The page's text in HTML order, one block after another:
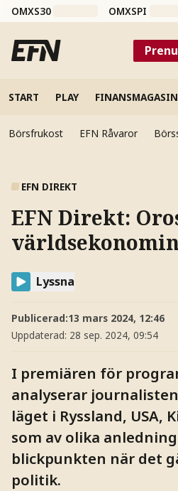
OMXS30 OMXSPI
START PLAY
Börsfrukost EFN Råvaror
EFN DIREKT
EFN Direkt:
Lyssna
Publicerad:13 mars 2024, 12:46
Uppdaterad: 28 sep. 2024, 09:54
I premiären för
analyserar
läget i Ryssland, USA,
som av olika
blickpunkten när det
politik.